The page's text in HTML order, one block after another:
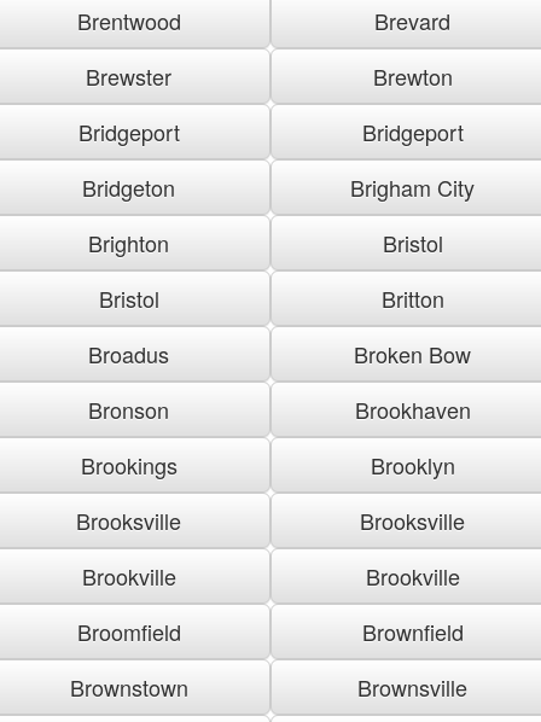
Brentwood
Brevard
Brewster
Brewton
Bridgeport
Bridgeport
Bridgeton
Brigham City
Brighton
Bristol
Bristol
Britton
Broadus
Broken Bow
Bronson
Brookhaven
Brookings
Brooklyn
Brooksville
Brooksville
Brookville
Brookville
Broomfield
Brownfield
Brownstown
Brownsville